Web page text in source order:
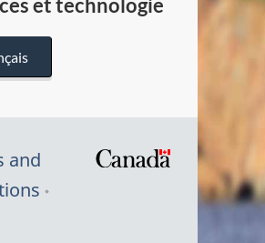
et technologie
and
Symbole